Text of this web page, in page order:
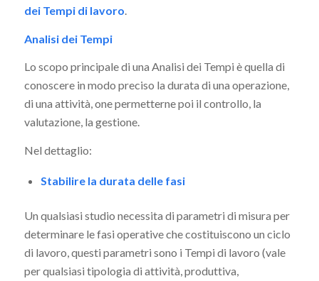
dei Tempi di lavoro.
Analisi dei Tempi
Lo scopo principale di una Analisi dei Tempi è quella di
conoscere in modo preciso la durata di una operazione,
di una attività, one permetterne poi il controllo, la
valutazione, la gestione.
Nel dettaglio:
Stabilire la durata delle fasi
Un qualsiasi studio necessita di parametri di misura per
determinare le fasi operative che costituiscono un ciclo
di lavoro, questi parametri sono i Tempi di lavoro (vale
per qualsiasi tipologia di attività, produttiva,